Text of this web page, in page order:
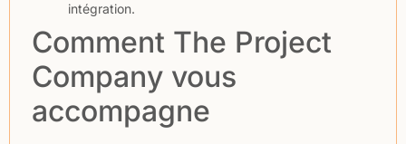
intégration.
Comment The Project
Company vous
accompagne